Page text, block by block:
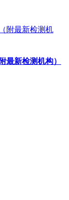
最新检测机构）